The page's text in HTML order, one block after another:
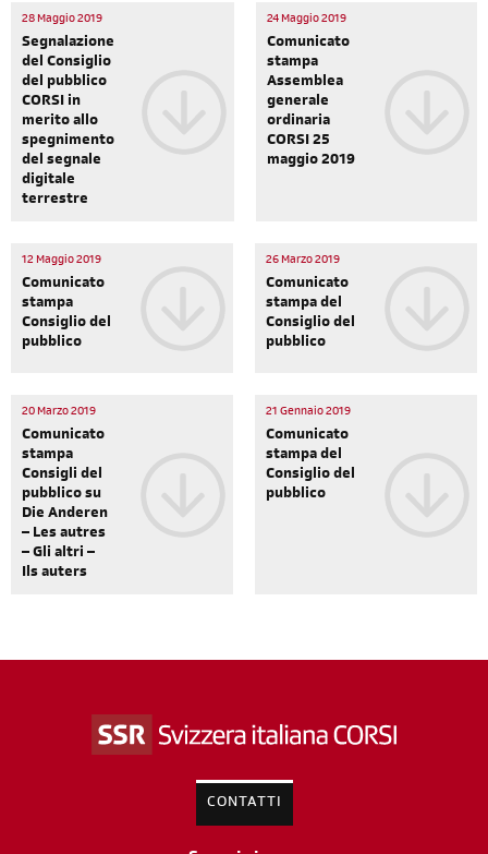
28 Maggio 2019
Segnalazione
del Consiglio
del pubblico
CORSI in
merito allo
spegnimento
del segnale
digitale
terrestre
24 Maggio 2019
Comunicato
stampa
Assemblea
generale
ordinaria
CORSI 25
maggio 2019
12 Maggio 2019
Comunicato
stampa
Consiglio del
pubblico
26 Marzo 2019
Comunicato
stampa del
Consiglio del
pubblico
20 Marzo 2019
Comunicato
stampa
Consigli del
pubblico su
Die Anderen
– Les autres
– Gli altri –
Ils auters
21 Gennaio 2019
Comunicato
stampa del
Consiglio del
pubblico
CONTATTI